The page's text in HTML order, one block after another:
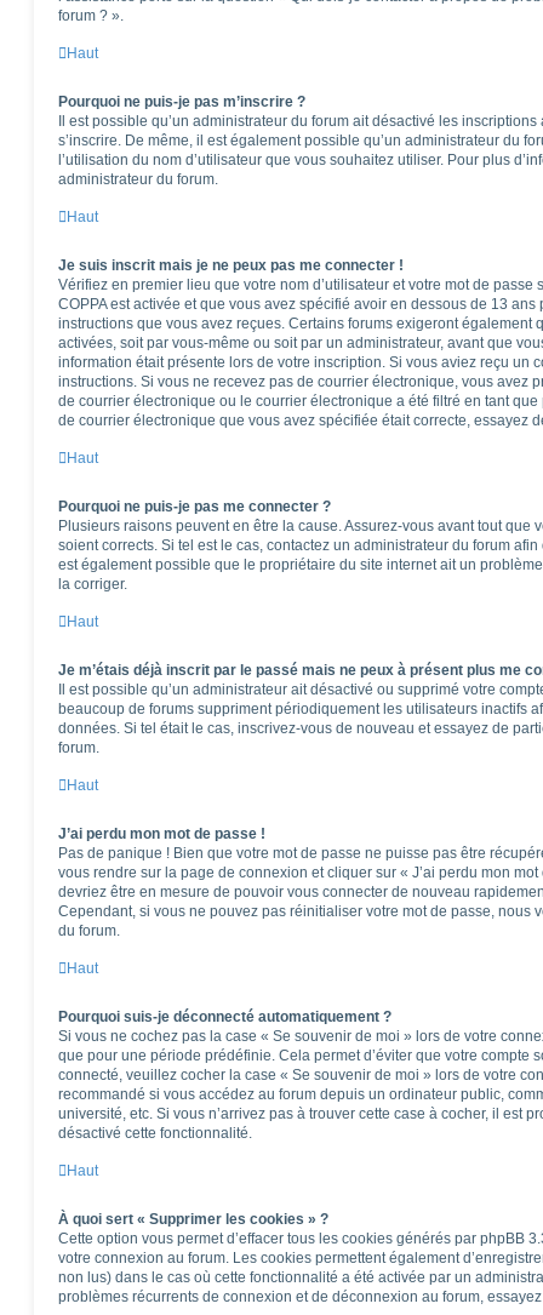
forum ? ».
Haut
Pourquoi ne puis-je pas m’inscrire ?
Il est possible qu’un administrateur du forum ait désactivé les
s’inscrire. De même, il est également possible qu’un administrateur du
l’utilisation du nom d’utilisateur que vous souhaitez utiliser. Pour plus
administrateur du forum.
Haut
Je suis inscrit mais je ne peux pas me connecter !
Vérifiez en premier lieu que votre nom d’utilisateur et votre mot de
COPPA est activée et que vous avez spécifié avoir en dessous de 13
instructions que vous avez reçues. Certains forums exigeront également
activées, soit par vous-même ou soit par un administrateur, avant que
information était présente lors de votre inscription. Si vous aviez reçu un
instructions. Si vous ne recevez pas de courrier électronique, vous avez
de courrier électronique ou le courrier électronique a été filtré en tant
de courrier électronique que vous avez spécifiée était correcte, essayez
Haut
Pourquoi ne puis-je pas me connecter ?
Plusieurs raisons peuvent en être la cause. Assurez-vous avant tout que
soient corrects. Si tel est le cas, contactez un administrateur du forum
est également possible que le propriétaire du site internet ait un
la corriger.
Haut
Je m’étais déjà inscrit par le passé mais ne peux à présent plus me
Il est possible qu’un administrateur ait désactivé ou supprimé votre
beaucoup de forums suppriment périodiquement les utilisateurs inactifs
données. Si tel était le cas, inscrivez-vous de nouveau et essayez de
forum.
Haut
J’ai perdu mon mot de passe !
Pas de panique ! Bien que votre mot de passe ne puisse pas être
vous rendre sur la page de connexion et cliquer sur « J’ai perdu mon
devriez être en mesure de pouvoir vous connecter de nouveau
Cependant, si vous ne pouvez pas réinitialiser votre mot de passe, nous
du forum.
Haut
Pourquoi suis-je déconnecté automatiquement ?
Si vous ne cochez pas la case « Se souvenir de moi » lors de votre
que pour une période prédéfinie. Cela permet d’éviter que votre compte
connecté, veuillez cocher la case « Se souvenir de moi » lors de votre
recommandé si vous accédez au forum depuis un ordinateur public,
université, etc. Si vous n’arrivez pas à trouver cette case à cocher, il est
désactivé cette fonctionnalité.
Haut
À quoi sert « Supprimer les cookies » ?
Cette option vous permet d’effacer tous les cookies générés par phpBB
votre connexion au forum. Les cookies permettent également
non lus) dans le cas où cette fonctionnalité a été activée par un
problèmes récurrents de connexion et de déconnexion au forum,